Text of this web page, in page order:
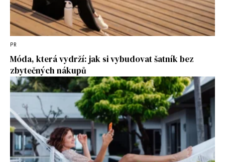
PR
Móda, která vydrží: jak si vybudovat šatník bez
zbytečných nákupů